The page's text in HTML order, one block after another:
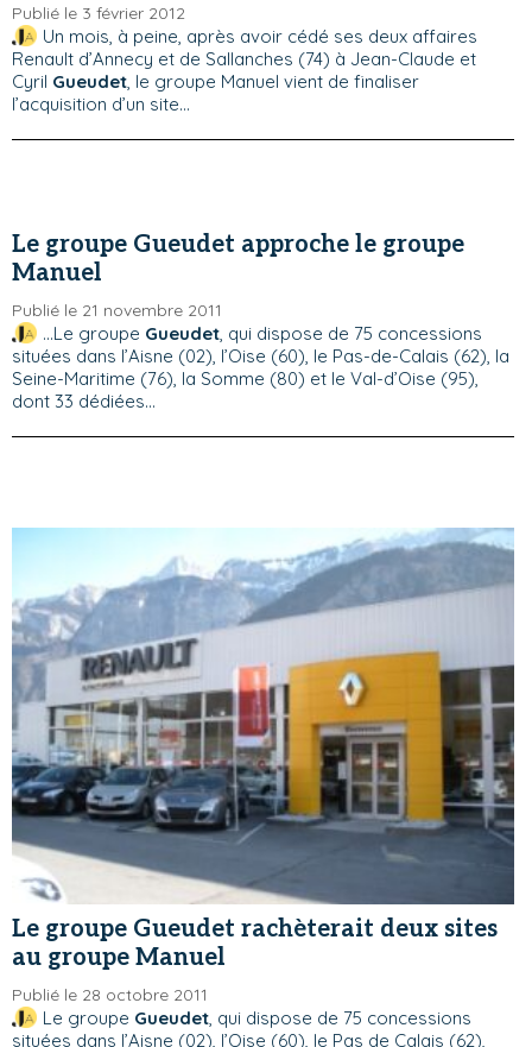
Publié le 3 février 2012
Un mois, à peine, après avoir cédé ses deux affaires
Renault d’Annecy et de Sallanches (74) à Jean-Claude et
Cyril Gueudet , le groupe Manuel vient de finaliser
l’acquisition d’un site...
Le groupe Gueudet approche le groupe
Manuel
Publié le 21 novembre 2011
...Le groupe Gueudet, qui dispose de 75 concessions
situées dans l’Aisne (02), l’Oise (60), le Pas-de-Calais (62), la
Seine-Maritime (76), la Somme (80) et le Val-d’Oise (95),
dont 33 dédiées...
Le groupe Gueudet rachèterait deux sites
au groupe Manuel
Publié le 28 octobre 2011
Le groupe Gueudet, qui dispose de 75 concessions
situées dans l’Aisne (02), l’Oise (60), le Pas de Calais (62),